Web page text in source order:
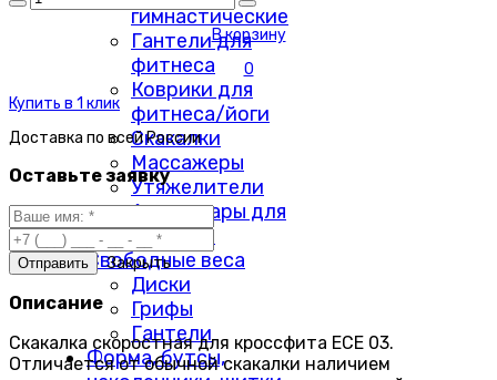
гимнастические
Гантели для
фитнеса
Коврики для
фитнеса/йоги
Скакалки
Массажеры
Утяжелители
Аксессуары для
фитнеса
Свободные веса
Диски
Грифы
Гантели
Форма, бутсы,
В корзину
0
Купить в 1 клик
Доставка по всей России
Оставьте заявку
Закрыть
Описание
Скакалка скоростная для кроссфита ЕСЕ 03.
Отличается от обычной скакалки наличием